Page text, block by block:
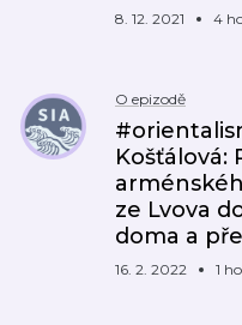
8. 12. 2021 4
O epizodě
Košťálová:
ze Lvova
doma a
16. 2. 2022 1